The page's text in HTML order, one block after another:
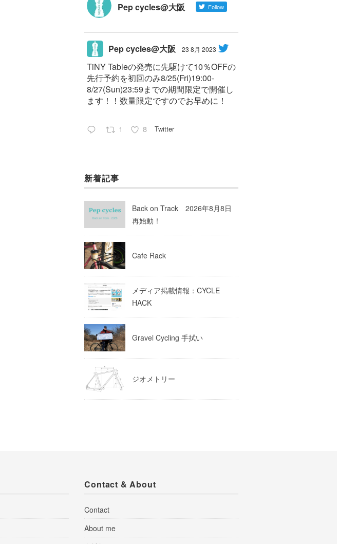
Pep cycles@大阪 Follow
Pep cycles@大阪 23 8月 2023
TiNY Tableの発売に先駆けて10％OFFの
先行予約を初回のみ8/25(Fri)19:00-
8/27(Sun)23:59までの期間限定で開催し
ます！！数量限定ですのでお早めに！
1 8 Twitter
今週はお知らせがいっぱいあるのでチェ
ックしてて下さいね！
10 Twitter
Load More
新着記事
Back on Track 2026年8月8日
再始動！
Cafe Rack
メディア掲載情報：CYCLE
HACK
Gravel Cycling 手拭い
ジオメトリー
Contact & About
Contact
About me